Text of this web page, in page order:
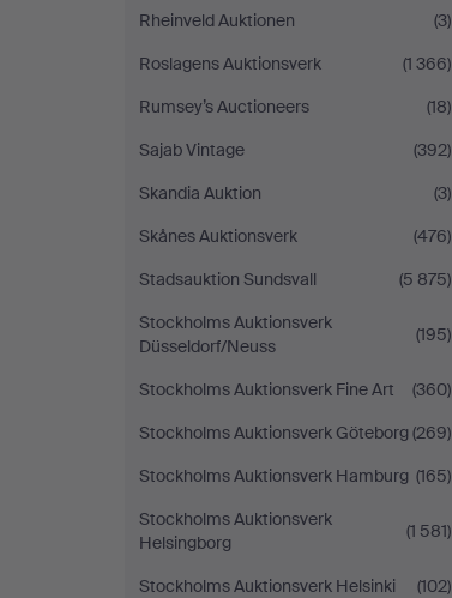
Rheinveld Auktionen
(3)
Roslagens Auktionsverk
(1 366)
Rumsey’s Auctioneers
(18)
Sajab Vintage
(392)
Skandia Auktion
(3)
Skånes Auktionsverk
(476)
Stadsauktion Sundsvall
(5 875)
Stockholms Auktionsverk
Düsseldorf/Neuss
(195)
Stockholms Auktionsverk Fine Art
(360)
Stockholms Auktionsverk Göteborg(269)
Stockholms Auktionsverk Hamburg (165)
Stockholms Auktionsverk
Helsingborg
(1 581)
Stockholms Auktionsverk Helsinki
(102)